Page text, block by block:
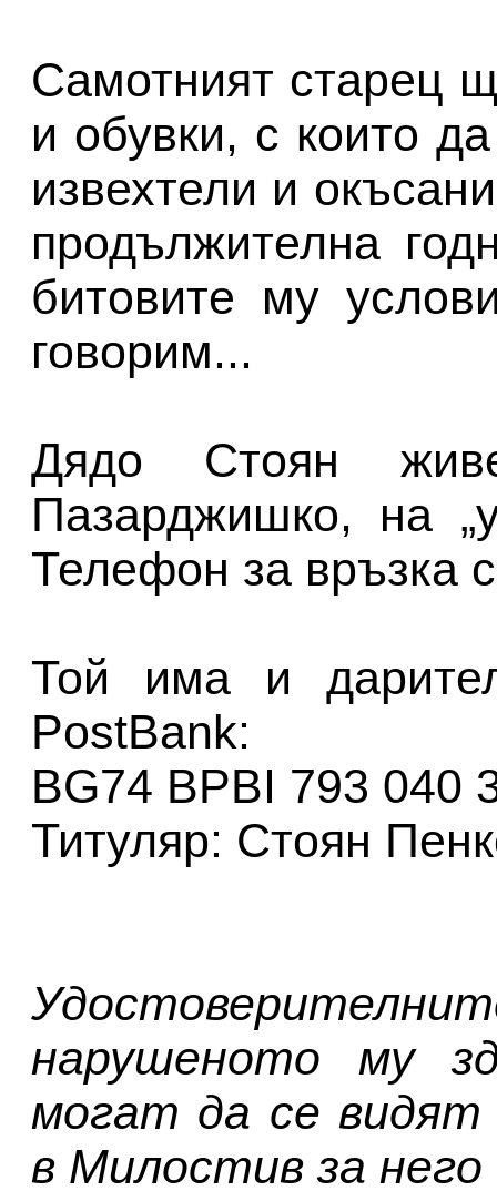
Самотният старец
и обувки, с които
извехтели и
продължителна
битовите му
говорим...
Дядо Стоян
Пазарджишко, на
Телефон за връзка
Той има и
PostBank:
BG74 BPBI 793 040
Титуляр: Стоян
нарушеното му
могат да се видят
в Милостив за